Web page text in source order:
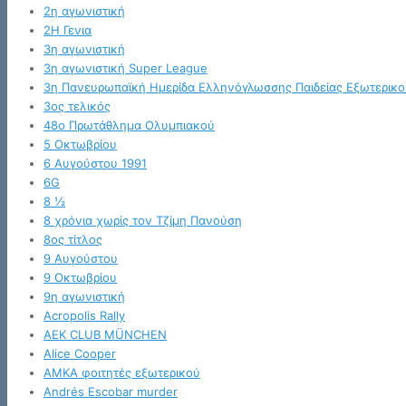
2η αγωνιστική
2Η Γενια
3η αγωνιστική
3η αγωνιστική Super League
3η Πανευρωπαϊκή Ημερίδα Ελληνόγλωσσης Παιδείας
3ος τελικός
48ο Πρωτάθλημα Ολυμπιακού
5 Οκτωβρίου
6 Αυγούστου 1991
6G
8 ½
8 χρόνια χωρίς τον Τζίμη Πανούση
8ος τίτλος
9 Αυγούστου
9 Οκτωβρίου
9η αγωνιστική
Acropolis Rally
AEK CLUB MÜNCHEN
Alice Cooper
AMKA φοιτητές εξωτερικού
Andrés Escobar murder